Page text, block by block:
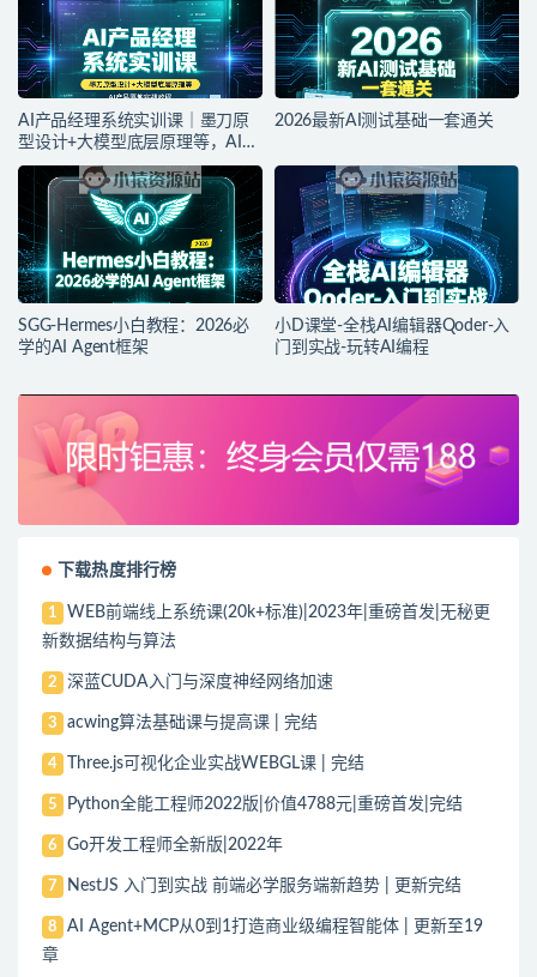
AI产品经理系统实训课｜墨刀原
型设计+大模型底层原理等，AI产
品落地实战教程
2026最新AI测试基础一套通关
SGG-Hermes小白教程：2026必
学的AI Agent框架
小D课堂-全栈AI编辑器Qoder-入
门到实战-玩转AI编程
下载热度排行榜
1
WEB前端线上系统课(20k+标准)|2023年|重磅首发|无秘更
新数据结构与算法
2 深蓝CUDA入门与深度神经网络加速
3 acwing算法基础课与提高课 | 完结
4 Three.js可视化企业实战WEBGL课 | 完结
5 Python全能工程师2022版|价值4788元|重磅首发|完结
6 Go开发工程师全新版|2022年
7 NestJS 入门到实战 前端必学服务端新趋势 | 更新完结
8
AI Agent+MCP从0到1打造商业级编程智能体 | 更新至19
章